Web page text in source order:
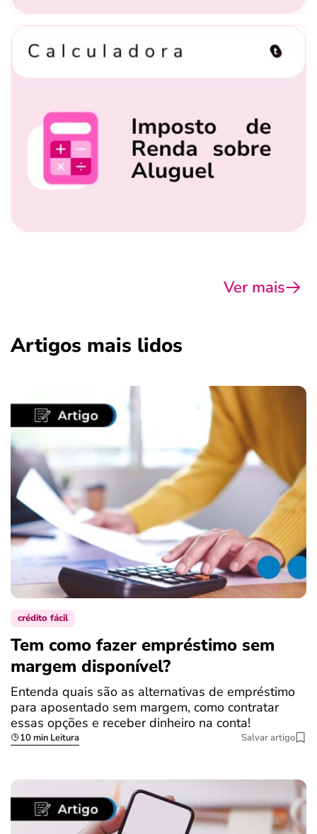
Ver mais
Artigos mais lidos
crédito fácil
Tem como fazer empréstimo sem
margem disponível?
Entenda quais são as alternativas de empréstimo
para aposentado sem margem, como contratar
essas opções e receber dinheiro na conta!
10 min Leitura Salvar artigo